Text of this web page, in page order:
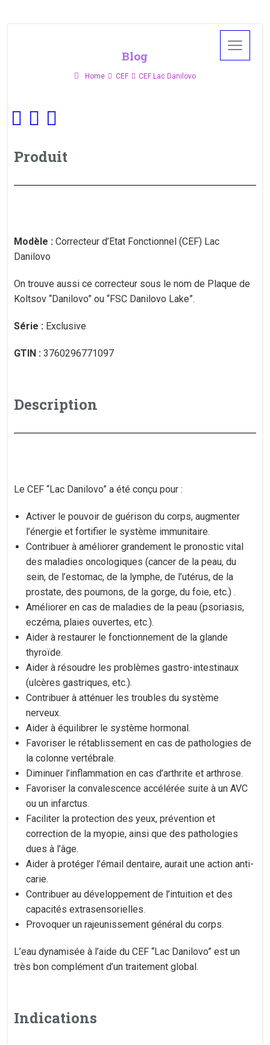
Blog
Home CEF CEF Lac Danilovo
Produit
Modèle : Correcteur d’Etat Fonctionnel (CEF) Lac
Danilovo
On trouve aussi ce correcteur sous le nom de Plaque de
Koltsov “Danilovo” ou “FSC Danilovo Lake”.
Série : Exclusive
GTIN : 3760296771097
Description
Le CEF “Lac Danilovo” a été conçu pour :
Activer le pouvoir de guérison du corps, augmenter
l’énergie et fortifier le système immunitaire.
Contribuer à améliorer grandement le pronostic vital
des maladies oncologiques (cancer de la peau, du
sein, de l’estomac, de la lymphe, de l’utérus, de la
prostate, des poumons, de la gorge, du foie, etc.) .
Améliorer en cas de maladies de la peau (psoriasis,
eczéma, plaies ouvertes, etc.).
Aider à restaurer le fonctionnement de la glande
thyroïde.
Aider à résoudre les problèmes gastro-intestinaux
(ulcères gastriques, etc.).
Contribuer à atténuer les troubles du système
nerveux.
Aider à équilibrer le système hormonal.
Favoriser le rétablissement en cas de pathologies de
la colonne vertébrale.
Diminuer l’inflammation en cas d’arthrite et arthrose.
Favoriser la convalescence accélérée suite à un AVC
ou un infarctus.
Faciliter la protection des yeux, prévention et
correction de la myopie, ainsi que des pathologies
dues à l’âge.
Aider à protéger l’émail dentaire, aurait une action anti-
carie.
Contribuer au développement de l’intuition et des
capacités extrasensorielles.
Provoquer un rajeunissement général du corps.
L’eau dynamisée à l’aide du CEF “Lac Danilovo” est un
très bon complément d’un traitement global.
Indications